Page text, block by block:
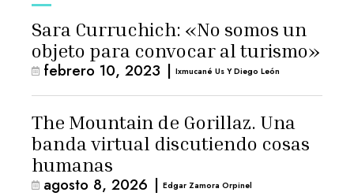
Sara Curruchich: «No somos un
objeto para convocar al turismo»
febrero 10, 2023 | Ixmucané Us Y Diego León
The Mountain de Gorillaz. Una
banda virtual discutiendo cosas
humanas
agosto 8, 2026 | Edgar Zamora Orpinel